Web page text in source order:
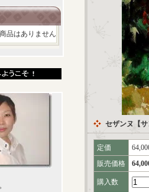
品はありません
セザンヌ【
定価
販売価格
購入数